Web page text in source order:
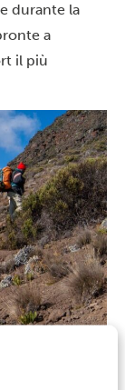
durante la
a
il più